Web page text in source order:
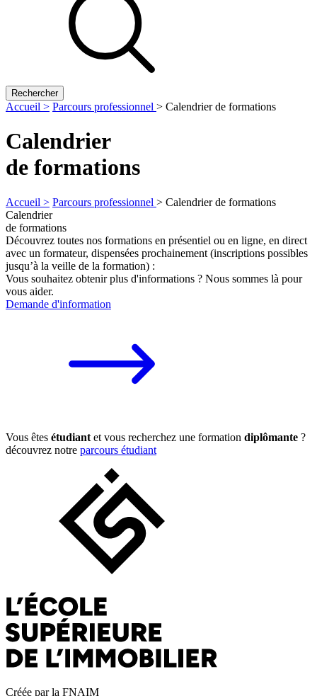
Rechercher
Accueil > Parcours professionnel > Calendrier de formations
Calendrier
de formations
Accueil > Parcours professionnel > Calendrier de formations
Calendrier
de formations
Découvrez toutes nos formations en présentiel ou en ligne, en direct
avec un formateur, dispensées prochainement (inscriptions possibles
jusqu’à la veille de la formation) :
Vous souhaitez obtenir plus d'informations ? Nous sommes là pour
vous aider.
Demande d'information
Vous êtes étudiant et vous recherchez une formation diplômante ?
découvrez notre parcours étudiant
Créée par la FNAIM